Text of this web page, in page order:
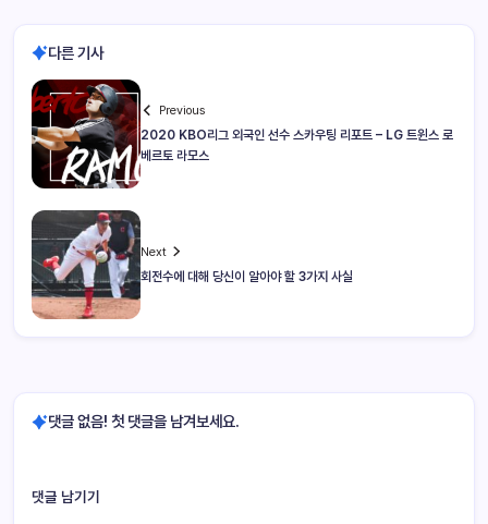
다른 기사
Previous
2020 KBO리그 외국인 선수 스카우팅 리포트 – LG 트윈스 로
베르토 라모스
Next
회전수에 대해 당신이 알아야 할 3가지 사실
댓글 없음! 첫 댓글을 남겨보세요.
댓글 남기기